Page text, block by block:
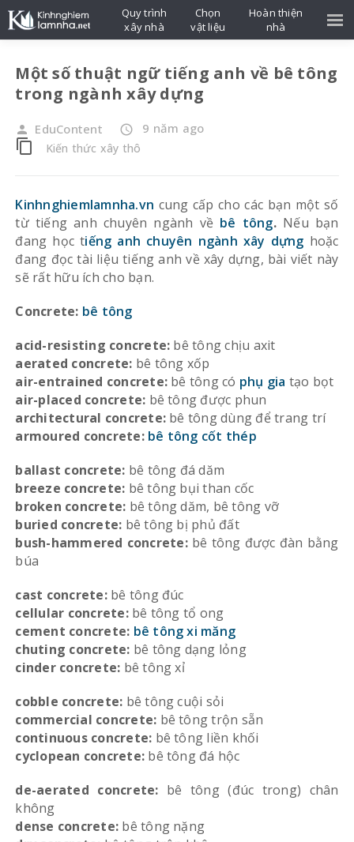
Một số thuật ngữ tiếng anh về bê tông
trong ngành xây dựng
person EduContent access_time 9 năm ago
content_copy Kiến thức xây thô
Kinhnghiemlamnha.vn cung cấp cho các bạn một số
từ tiếng anh chuyên ngành về bê tông. Nếu bạn
đang học tiếng anh chuyên ngành xây dựng hoặc
đang đọc tài liệu tiếng anh về xây dựng, bài viết này
sẽ rất hữu ích cho bạn.
Concrete: bê tông
acid-resisting concrete: bê tông chịu axit
aerated concrete: bê tông xốp
air-entrained concrete: bê tông có phụ gia tạo bọt
air-placed concrete: bê tông được phun
architectural concrete: bê tông dùng để trang trí
armoured concrete: bê tông cốt thép
ballast concrete: bê tông đá dăm
breeze concrete: bê tông bụi than cốc
broken concrete: bê tông dăm, bê tông vỡ
buried concrete: bê tông bị phủ đất
bush-hammered concrete:bê tông được đàn bằng
búa
cast concrete: bê tông đúc
cellular concrete: bê tông tổ ong
cement concrete: bê tông xi măng
chuting concrete: bê tông dạng lỏng
cinder concrete: bê tông xỉ
cobble concrete: bê tông cuội sỏi
commercial concrete: bê tông trộn sẵn
continuous concrete: bê tông liền khối
cyclopean concrete: bê tông đá hộc
de-aerated concrete: bê tông (đúc trong) chân
không
dense concrete: bê tông nặng
Quy trình
xây nhà
Chọn
vật liệu
Hoàn thiện
nhà